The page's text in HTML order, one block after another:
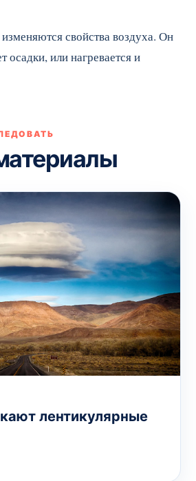
свойства воздуха. Он
осадки, или нагревается и
лентикулярные